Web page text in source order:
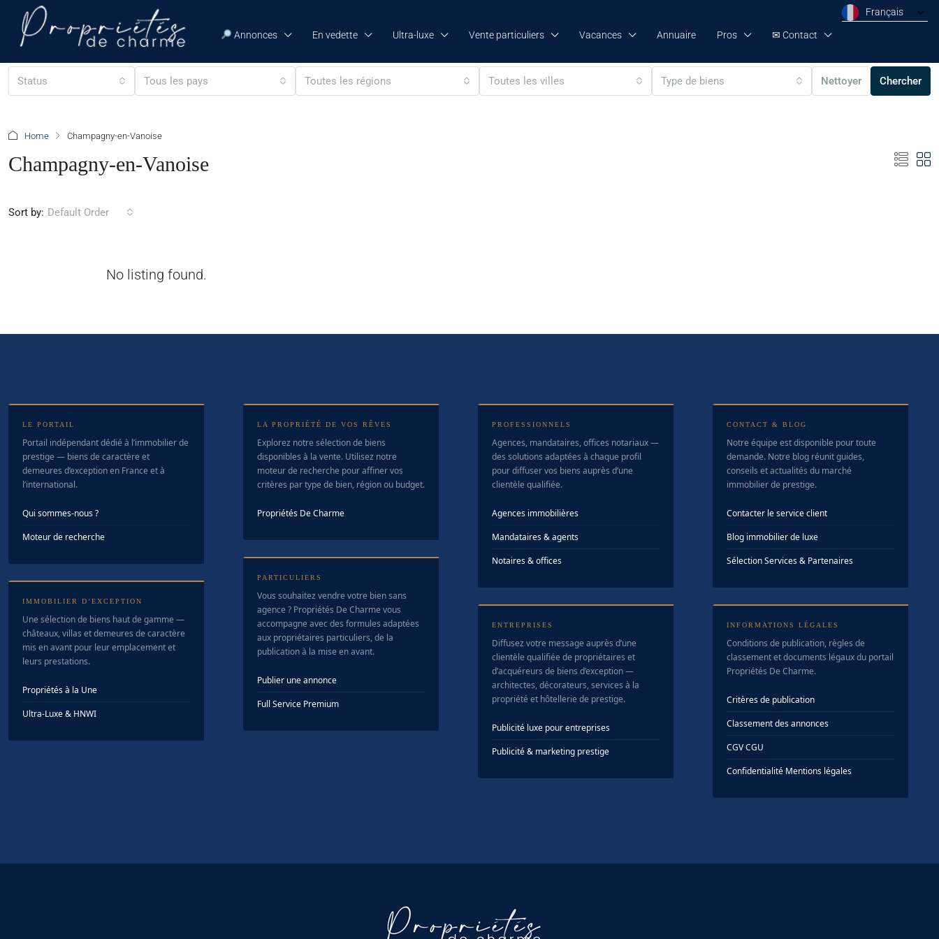
Annonces En vedette Ultra-luxe Vente particuliers Vacances Annuaire Pros ✉ Contact
Français
Status Tous les pays Toutes les régions Toutes les villes Type de biens Nettoyer Chercher
Home Champagny-en-Vanoise
Champagny-en-Vanoise
Sort by: Default Order
No listing found.
LE PORTAIL
Portail indépendant dédié à l’immobilier de
prestige — biens de caractère et
demeures d’exception en France et à
l’international.
Qui sommes-nous ?
Moteur de recherche
IMMOBILIER D’EXCEPTION
Une sélection de biens haut de gamme —
châteaux, villas et demeures de caractère
mis en avant pour leur emplacement et
leurs prestations.
Propriétés à la Une
Ultra-Luxe & HNWI
LA PROPRIÉTÉ DE VOS RÊVES
Explorez notre sélection de biens
disponibles à la vente. Utilisez notre
moteur de recherche pour affiner vos
critères par type de bien, région ou budget.
Propriétés De Charme
PARTICULIERS
Vous souhaitez vendre votre bien sans
agence ? Propriétés De Charme vous
accompagne avec des formules adaptées
aux propriétaires particuliers, de la
publication à la mise en avant.
Publier une annonce
Full Service Premium
PROFESSIONNELS
Agences, mandataires, offices notariaux —
des solutions adaptées à chaque profil
pour diffuser vos biens auprès d’une
clientèle qualifiée.
Agences immobilières
Mandataires & agents
Notaires & offices
ENTREPRISES
Diffusez votre message auprès d’une
clientèle qualifiée de propriétaires et
d’acquéreurs de biens d’exception —
architectes, décorateurs, services à la
propriété et hôtellerie de prestige.
Publicité luxe pour entreprises
Publicité & marketing prestige
CONTACT & BLOG
Notre équipe est disponible pour toute
demande. Notre blog réunit guides,
conseils et actualités du marché
immobilier de prestige.
Contacter le service client
Blog immobilier de luxe
Sélection Services & Partenaires
INFORMATIONS LÉGALES
Conditions de publication, règles de
classement et documents légaux du portail
Propriétés De Charme.
Critères de publication
Classement des annonces
CGV·CGU
Confidentialité·Mentions légales